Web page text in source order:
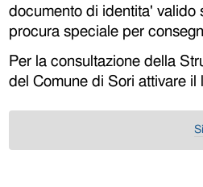
documento di identita' valido
procura speciale per
Per la consultazione della
del Comune di Sori attivare il